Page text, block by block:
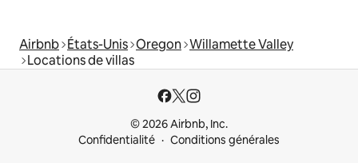
Airbnb États-Unis Oregon Willamette Valley
Locations de villas
© 2026 Airbnb, Inc.
Confidentialité
Conditions générales